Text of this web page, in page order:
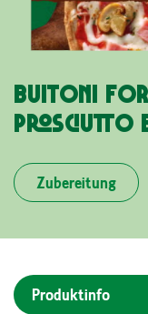
BUITONI
PROSCIUTTO
Zubereitung
Produktinfo